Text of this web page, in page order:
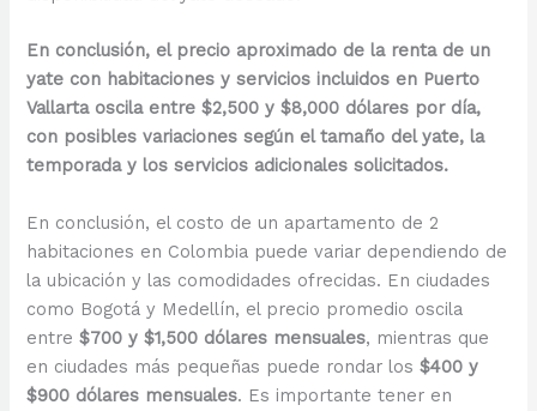
En conclusión, el precio aproximado de la renta de un
yate con habitaciones y servicios incluidos en Puerto
Vallarta oscila entre $2,500 y $8,000 dólares por día,
con posibles variaciones según el tamaño del yate, la
temporada y los servicios adicionales solicitados.
En conclusión, el costo de un apartamento de 2
habitaciones en Colombia puede variar dependiendo de
la ubicación y las comodidades ofrecidas. En ciudades
como Bogotá y Medellín, el precio promedio oscila
entre$700 y $1,500 dólares mensuales, mientras que
en ciudades más pequeñas puede rondar los$400 y
$900 dólares mensuales. Es importante tener en